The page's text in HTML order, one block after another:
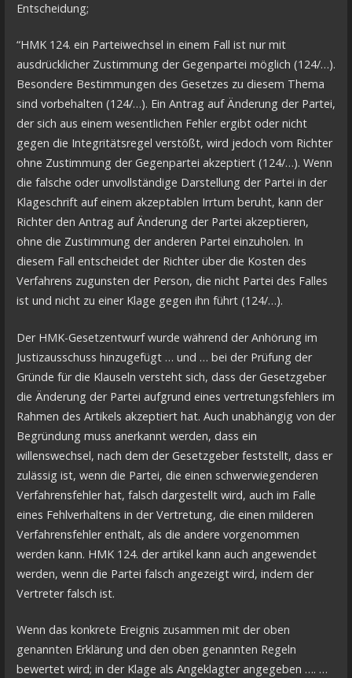
Entscheidung;
“HMK 124. ein Parteiwechsel in einem Fall ist nur mit
ausdrücklicher Zustimmung der Gegenpartei möglich (124/…).
Besondere Bestimmungen des Gesetzes zu diesem Thema
sind vorbehalten (124/…). Ein Antrag auf Änderung der Partei,
der sich aus einem wesentlichen Fehler ergibt oder nicht
gegen die Integritätsregel verstößt, wird jedoch vom Richter
ohne Zustimmung der Gegenpartei akzeptiert (124/…). Wenn
die falsche oder unvollständige Darstellung der Partei in der
Klageschrift auf einem akzeptablen Irrtum beruht, kann der
Richter den Antrag auf Änderung der Partei akzeptieren,
ohne die Zustimmung der anderen Partei einzuholen. In
diesem Fall entscheidet der Richter über die Kosten des
Verfahrens zugunsten der Person, die nicht Partei des Falles
ist und nicht zu einer Klage gegen ihn führt (124/…).
Der HMK-Gesetzentwurf wurde während der Anhörung im
Justizausschuss hinzugefügt … und … bei der Prüfung der
Gründe für die Klauseln versteht sich, dass der Gesetzgeber
die Änderung der Partei aufgrund eines vertretungsfehlers im
Rahmen des Artikels akzeptiert hat. Auch unabhängig von der
Begründung muss anerkannt werden, dass ein
willenswechsel, nach dem der Gesetzgeber feststellt, dass er
zulässig ist, wenn die Partei, die einen schwerwiegenderen
Verfahrensfehler hat, falsch dargestellt wird, auch im Falle
eines Fehlverhaltens in der Vertretung, die einen milderen
Verfahrensfehler enthält, als die andere vorgenommen
werden kann. HMK 124. der artikel kann auch angewendet
werden, wenn die Partei falsch angezeigt wird, indem der
Vertreter falsch ist.
Wenn das konkrete Ereignis zusammen mit der oben
genannten Erklärung und den oben genannten Regeln
bewertet wird; in der Klage als Angeklagter angegeben …. …